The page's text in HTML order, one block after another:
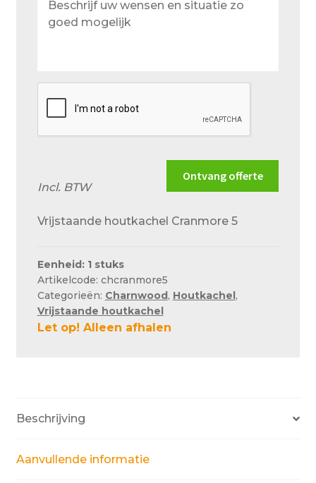
uw
wensen
Ontvang offerte
Incl. BTW
Vrijstaande houtkachel Cranmore 5
Eenheid: 1 stuks
Artikelcode: chcranmore5
Categorieën: Charnwood, Houtkachel,
Vrijstaande houtkachel
Let op! Alleen afhalen
Beschrijving
Aanvullende informatie